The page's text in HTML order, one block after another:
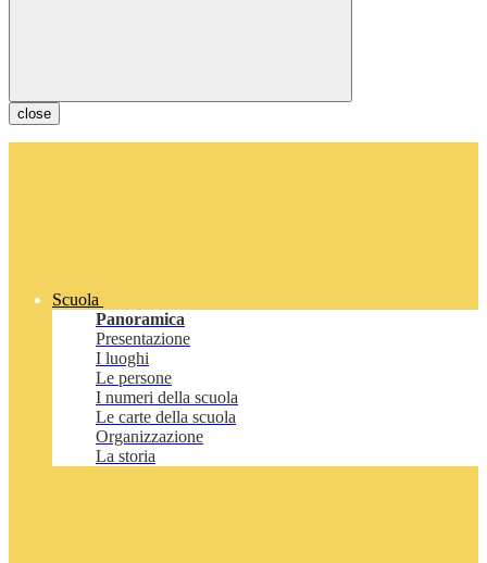
close
Scuola
Panoramica
Presentazione
I luoghi
Le persone
I numeri della scuola
Le carte della scuola
Organizzazione
La storia